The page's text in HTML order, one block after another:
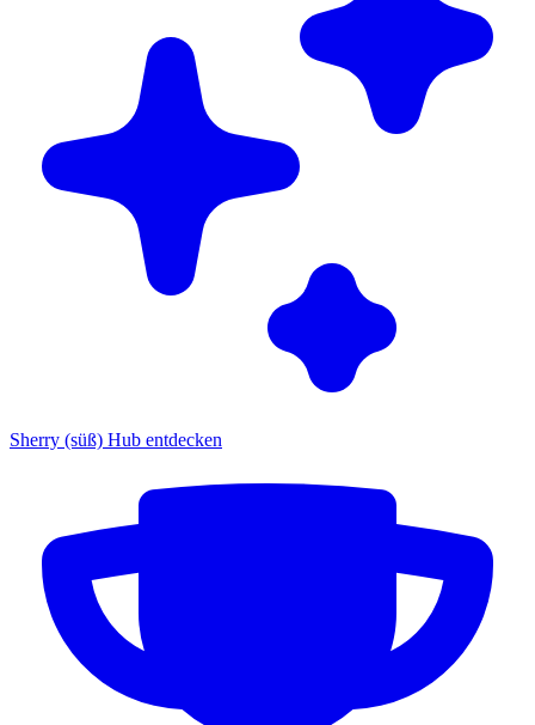
Sherry (süß) Hub entdecken